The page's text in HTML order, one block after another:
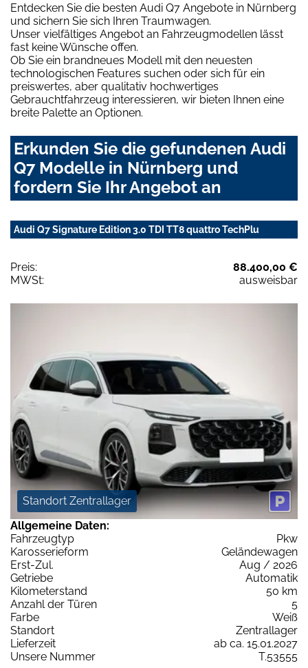
Entdecken Sie die besten Audi Q7 Angebote in Nürnberg
und sichern Sie sich Ihren Traumwagen.
Unser vielfältiges Angebot an Fahrzeugmodellen lässt
fast keine Wünsche offen.
Ob Sie ein brandneues Modell mit den neuesten
technologischen Features suchen oder sich für ein
preiswertes, aber qualitativ hochwertiges
Gebrauchtfahrzeug interessieren, wir bieten Ihnen eine
breite Palette an Optionen.
Erkunden Sie die gefundenen Audi
Q7 Modelle in Nürnberg und
fordern Sie Ihr Angebot an
Audi Q7 Signature Edition 3.0 TDI TT8 quattro TechPlu
Preis:
88.400,00 €
MWSt:
ausweisbar
Standort Zentrallager
Allgemeine Daten:
Fahrzeugtyp
Pkw
Karosserieform
Geländewagen
Erst-Zul.
Aug / 2026
Getriebe
Automatik
Kilometerstand
50 km
Anzahl der Türen
5
Farbe
Weiß
Standort
Zentrallager
Lieferzeit
ab ca. 15.01.2027
Unsere Nummer
T.53555